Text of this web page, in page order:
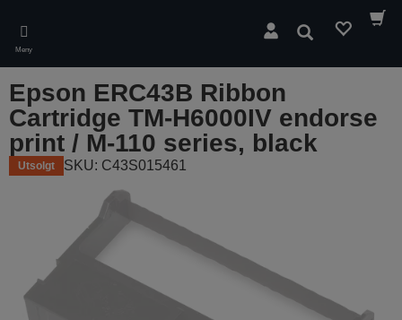
main
content
Meny
Søk
Epson ERC43B Ribbon
Cartridge TM-H6000IV endorse
print / M-110 series, black
Utsolgt SKU: C43S015461